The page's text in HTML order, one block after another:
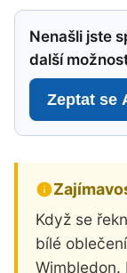
Nenašli jste
další
Zeptat se
Když se
bílé
Wimbledon.